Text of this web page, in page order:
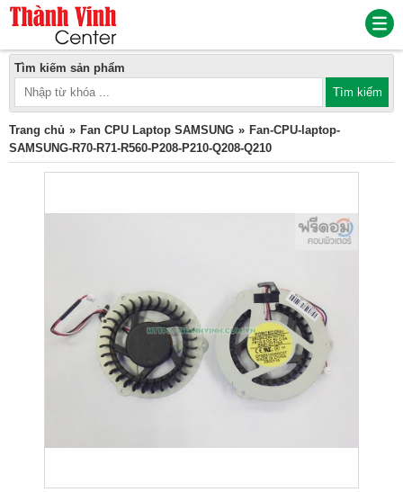
Tìm kiếm sản phẩm
Trang chủ Fan CPU Laptop SAMSUNG
Fan-CPU-laptop-
SAMSUNG-R70-R71-R560-P208-P210-Q208-Q210